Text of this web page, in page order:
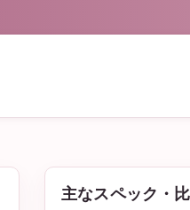
主なスペック・